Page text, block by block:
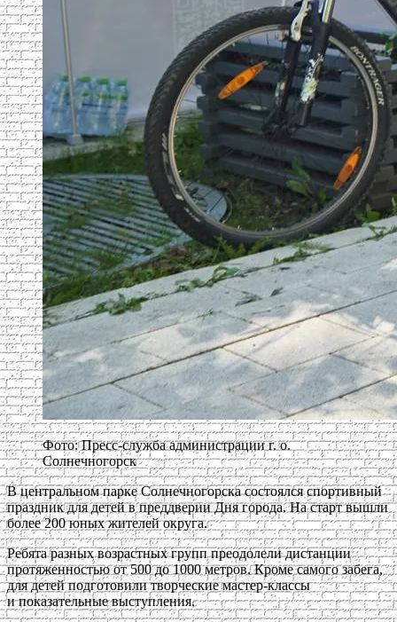
Фото: Пресс-служба администрации г. о.
Солнечногорск
В центральном парке Солнечногорска состоялся спортивный
праздник для детей в преддверии Дня города. На старт вышли
более 200 юных жителей округа.
Ребята разных возрастных групп преодолели дистанции
протяженностью от 500 до 1000 метров. Кроме самого забега,
для детей подготовили творческие мастер-классы
и показательные выступления.